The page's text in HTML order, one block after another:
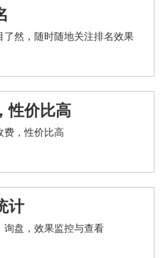
了然，随时随地关注排名效果
性价比高
费，性价比高
计
询盘，效果监控与查看